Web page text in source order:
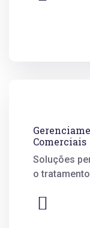
Comerciais
Soluções
o